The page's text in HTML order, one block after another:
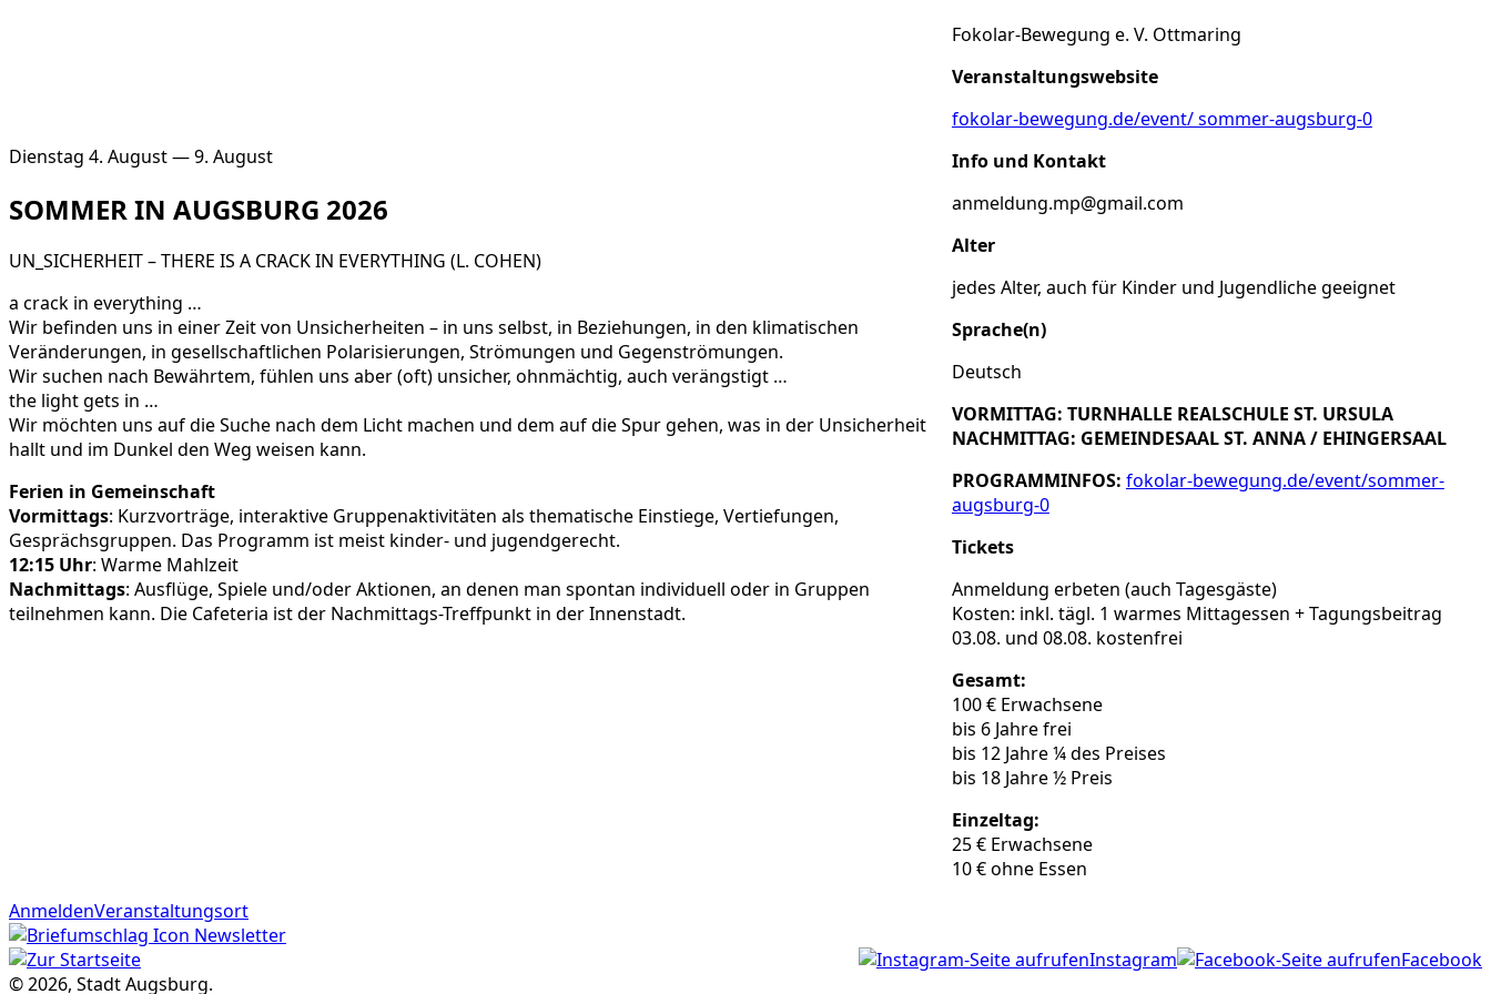
Dienstag 4. August — 9. August
SOMMER IN AUGSBURG 2026
UN_SICHERHEIT – THERE IS A CRACK IN EVERYTHING (L. COHEN)
a crack in everything …
Wir befinden uns in einer Zeit von Unsicherheiten – in uns selbst, in Beziehungen, in den klimatischen
Veränderungen, in gesellschaftlichen Polarisierungen, Strömungen und Gegenströmungen.
Wir suchen nach Bewährtem, fühlen uns aber (oft) unsicher, ohnmächtig, auch verängstigt …
the light gets in …
Wir möchten uns auf die Suche nach dem Licht machen und dem auf die Spur gehen, was in der Unsicherheit
hallt und im Dunkel den Weg weisen kann.
Ferien in Gemeinschaft
Vormittags: Kurzvorträge, interaktive Gruppenaktivitäten als thematische Einstiege, Vertiefungen,
Gesprächsgruppen. Das Programm ist meist kinder- und jugendgerecht.
12:15 Uhr: Warme Mahlzeit
Nachmittags: Ausflüge, Spiele und/oder Aktionen, an denen man spontan individuell oder in Gruppen
teilnehmen kann. Die Cafeteria ist der Nachmittags-Treffpunkt in der Innenstadt.
Fokolar-Bewegung e. V. Ottmaring
Veranstaltungswebsite
fokolar-bewegung.de/event/ sommer-augsburg-0
Info und Kontakt
anmeldung.mp@gmail.com
Alter
jedes Alter, auch für Kinder und Jugendliche geeignet
Sprache(n)
Deutsch
VORMITTAG: TURNHALLE REALSCHULE ST. URSULA
NACHMITTAG: GEMEINDESAAL ST. ANNA / EHINGERSAAL
PROGRAMMINFOS: fokolar-bewegung.de/event/sommer-
augsburg-0
Tickets
Anmeldung erbeten (auch Tagesgäste)
Kosten: inkl. tägl. 1 warmes Mittagessen + Tagungsbeitrag
03.08. und 08.08. kostenfrei
Gesamt:
100 € Erwachsene
bis 6 Jahre frei
bis 12 Jahre ¼ des Preises
bis 18 Jahre ½ Preis
Einzeltag:
25 € Erwachsene
10 € ohne Essen
AnmeldenVeranstaltungsort
Newsletter
Instagram
Facebook
© 2026, Stadt Augsburg.